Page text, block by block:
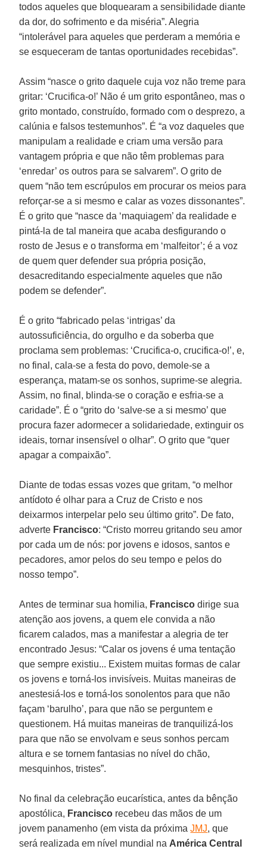
todos aqueles que bloquearam a sensibilidade diante
da dor, do sofrimento e da miséria”. Alegria
“intolerável para aqueles que perderam a memória e
se esqueceram de tantas oportunidades recebidas”.
Assim “nasce o grito daquele cuja voz não treme para
gritar: ‘Crucifica-o!’ Não é um grito espontâneo, mas o
grito montado, construído, formado com o desprezo, a
calúnia e falsos testemunhos”. É “a voz daqueles que
manipulam a realidade e criam uma versão para
vantagem própria e que não têm problemas para
‘enredar’ os outros para se salvarem”. O grito de
quem “não tem escrúpulos em procurar os meios para
reforçar-se a si mesmo e calar as vozes dissonantes”.
É o grito que “nasce da ‘maquiagem’ da realidade e
pintá-la de tal maneira que acaba desfigurando o
rosto de Jesus e o transforma em ‘malfeitor’; é a voz
de quem quer defender sua própria posição,
desacreditando especialmente aqueles que não
podem se defender”.
É o grito “fabricado pelas ‘intrigas’ da
autossuficiência, do orgulho e da soberba que
proclama sem problemas: ‘Crucifica-o, crucifica-o!’, e,
no final, cala-se a festa do povo, demole-se a
esperança, matam-se os sonhos, suprime-se alegria.
Assim, no final, blinda-se o coração e esfria-se a
caridade”. É o “grito do ‘salve-se a si mesmo’ que
procura fazer adormecer a solidariedade, extinguir os
ideais, tornar insensível o olhar”. O grito que “quer
apagar a compaixão”.
Diante de todas essas vozes que gritam, “o melhor
antídoto é olhar para a Cruz de Cristo e nos
deixarmos interpelar pelo seu último grito”. De fato,
adverte Francisco: “Cristo morreu gritando seu amor
por cada um de nós: por jovens e idosos, santos e
pecadores, amor pelos do seu tempo e pelos do
nosso tempo”.
Antes de terminar sua homilia, Francisco dirige sua
atenção aos jovens, a quem ele convida a não
ficarem calados, mas a manifestar a alegria de ter
encontrado Jesus: “Calar os jovens é uma tentação
que sempre existiu... Existem muitas formas de calar
os jovens e torná-los invisíveis. Muitas maneiras de
anestesiá-los e torná-los sonolentos para que não
façam ‘barulho’, para que não se perguntem e
questionem. Há muitas maneiras de tranquilizá-los
para que não se envolvam e seus sonhos percam
altura e se tornem fantasias no nível do chão,
mesquinhos, tristes”.
No final da celebração eucarística, antes da bênção
apostólica, Francisco recebeu das mãos de um
jovem panamenho (em vista da próximaJMJ, que
será realizada em nível mundial na América Central